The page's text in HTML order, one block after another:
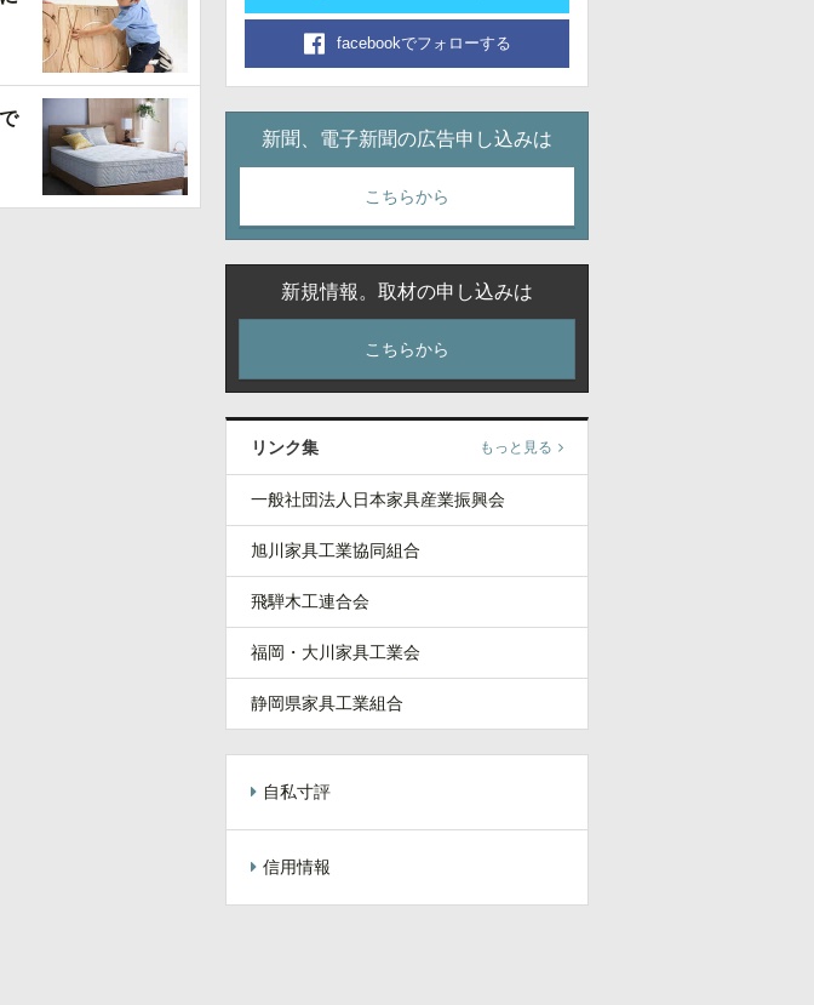
facebookでフォローする
新聞、電子新聞の広告申し込みは
こちらから
新規情報。取材の申し込みは
こちらから
リンク集 もっと見る
一般社団法人日本家具産業振興会
旭川家具工業協同組合
飛騨木工連合会
福岡・大川家具工業会
静岡県家具工業組合
自私寸評
信用情報